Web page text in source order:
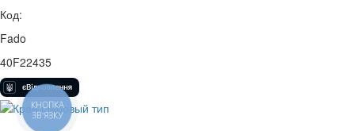
Код:
Fado
40F22435
КНОПКА
ЗВ'ЯЗКУ